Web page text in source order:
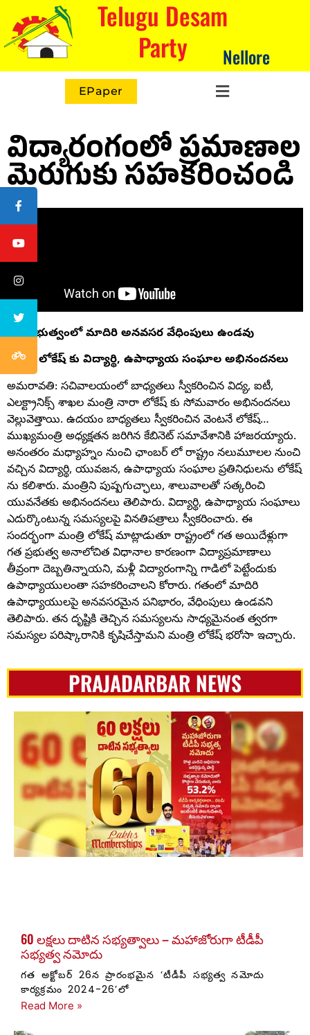
Telugu Desam
Party
Nellore
EPaper
విద్యారంగంలో ప్రమాణాల
మెరుగుకు సహకరించండి
గత ప్రభుత్వంలో మాదిరి అనవసర వేధింపులు ఉండవు
మంత్రి లోకేష్ కు విద్యార్థి, ఉపాధ్యాయ సంఘాల అభినందనలు
అమరావతి: సచివాలయంలో బాధ్యతలు స్వీకరించిన విద్య, ఐటీ,
ఎలక్ట్రానిక్స్ శాఖల మంత్రి నారా లోకేష్ కు సోమవారం అభినందనలు
వెల్లువెత్తాయి. ఉదయం బాధ్యతలు స్వీకరించిన వెంటనే లోకేష్…
ముఖ్యమంత్రి అధ్యక్షతన జరిగిన కేబినెట్ సమావేశానికి హాజరయ్యారు.
అనంతరం మధ్యాహ్నం నుంచి ఛాంబర్ లో రాష్ట్రం నలుమూలల నుంచి
వచ్చిన విద్యార్థి, యువజన, ఉపాధ్యాయ సంఘాల ప్రతినిధులను లోకేష్
ను కలిశారు. మంత్రిని పుష్పగుచ్ఛాలు, శాలువాలతో సత్కరించి
యువనేతకు అభినందనలు తెలిపారు. విద్యార్థి, ఉపాధ్యాయ సంఘాలు
ఎదుర్కొంటున్న సమస్యలపై వినతిపత్రాలు స్వీకరించారు. ఈ
సందర్భంగా మంత్రి లోకేష్ మాట్లాడుతూ రాష్ట్రంలో గత అయిదేళ్లుగా
గత ప్రభుత్వ అనాలోచిత విధానాల కారణంగా విద్యాప్రమాణాలు
తీవ్రంగా దెబ్బతిన్నాయని, మళ్లీ విద్యారంగాన్ని గాడిలో పెట్టేందుకు
ఉపాధ్యాయులంతా సహకరించాలని కోరారు. గతంలో మాదిరి
ఉపాధ్యాయులపై అనవసరమైన పనిభారం, వేధింపులు ఉండవని
తెలిపారు. తన దృష్టికి తెచ్చిన సమస్యలను సాధ్యమైనంత త్వరగా
సమస్యల పరిష్కారానికి కృషిచేస్తామని మంత్రి లోకేష్ భరోసా ఇచ్చారు.
PRAJADARBAR NEWS
60 లక్షలు దాటిన సభ్యత్వాలు – మహాజోరుగా టీడీపీ
సభ్యత్వ నమోదు
గత అక్టోబర్ 26న ప్రారంభమైన ‘టీడీపీ సభ్యత్వ నమోదు
కార్యక్రమం 2024-26’లో
Read More »